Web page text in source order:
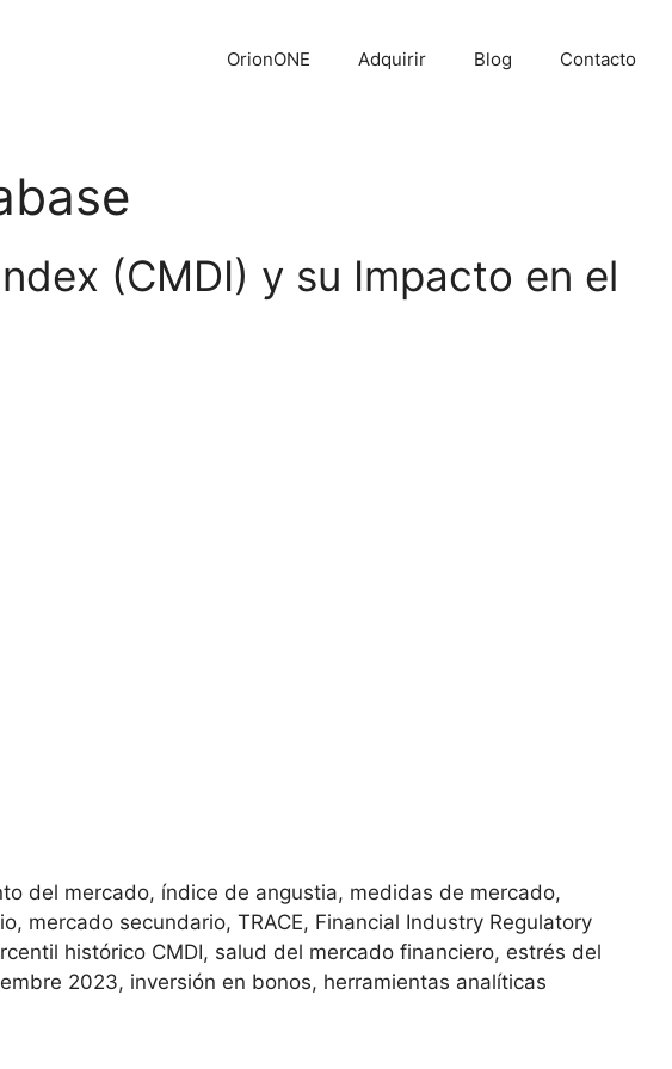
OrionONE Adquirir Blog Contacto
(CMDI) y su Impacto en el
del mercado, índice de angustia, medidas de mercado,
mercado secundario, TRACE, Financial Industry Regulatory
histórico CMDI, salud del mercado financiero, estrés del
2023, inversión en bonos, herramientas analíticas